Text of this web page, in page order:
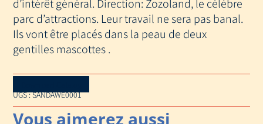
d’intérêt général. Direction: Zozoland, le célèbre
parc d’attractions. Leur travail ne sera pas banal.
Ils vont être placés dans la peau de deux
gentilles mascottes .
UGS :SANDAWE0001